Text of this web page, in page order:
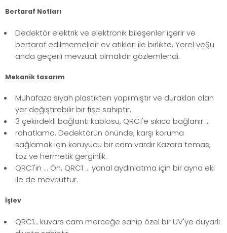
Bertaraf Notları
Dedektör elektrik ve elektronik bileşenler içerir ve
bertaraf edilmemelidir ev atıkları ile birlikte. Yerel veŞu
anda geçerli mevzuat olmalıdır gözlemlendi.
Mekanik tasarım
Muhafaza siyah plastikten yapılmıştır ve durakları olan
yer değiştirebilir bir fişe sahiptir.
3 çekirdekli bağlantı kablosu, QRC1'e sıkıca bağlanır ...
rahatlama. Dedektörün önünde, karşı koruma
sağlamak için koruyucu bir cam vardır Kazara temas,
toz ve hermetik gerginlik.
QRC1'in ... Ön, QRC1 ... yanal aydınlatma için bir ayna eki
ile de mevcuttur.
İşlev
QRC1… kuvars cam merceğe sahip özel bir UV'ye duyarlı